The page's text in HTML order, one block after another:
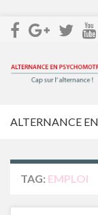
ALTERNANCE
TAG: EMPLOI